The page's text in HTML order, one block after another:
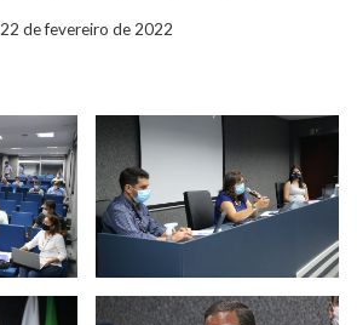
22 de fevereiro de 2022